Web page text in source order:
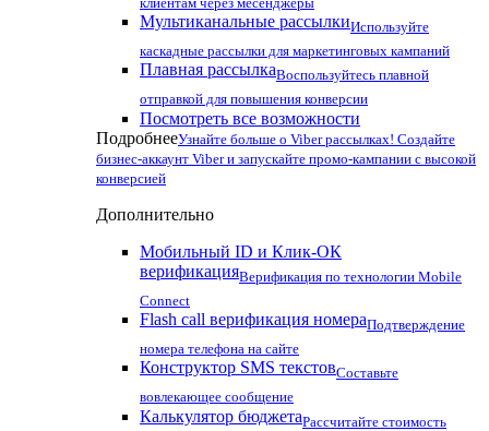
Мультиканальные рассылкиИспользуйте
каскадные рассылки для маркетинговых кампаний
Плавная рассылкаВоспользуйтесь плавной
отправкой для повышения конверсии
Посмотреть все возможности
ПодробнееУзнайте больше о Viber рассылках! Создайте
бизнес-аккаунт Viber и запускайте промо-кампании с высокой
конверсией
Дополнительно
Мобильный ID и Клик-ОК
верификацияВерификация по технологии Mobile
Connect
Flash call верификация номераПодтверждение
номера телефона на сайте
Конструктор SMS текстовСоставьте
вовлекающее сообщение
Калькулятор бюджетаРассчитайте стоимость